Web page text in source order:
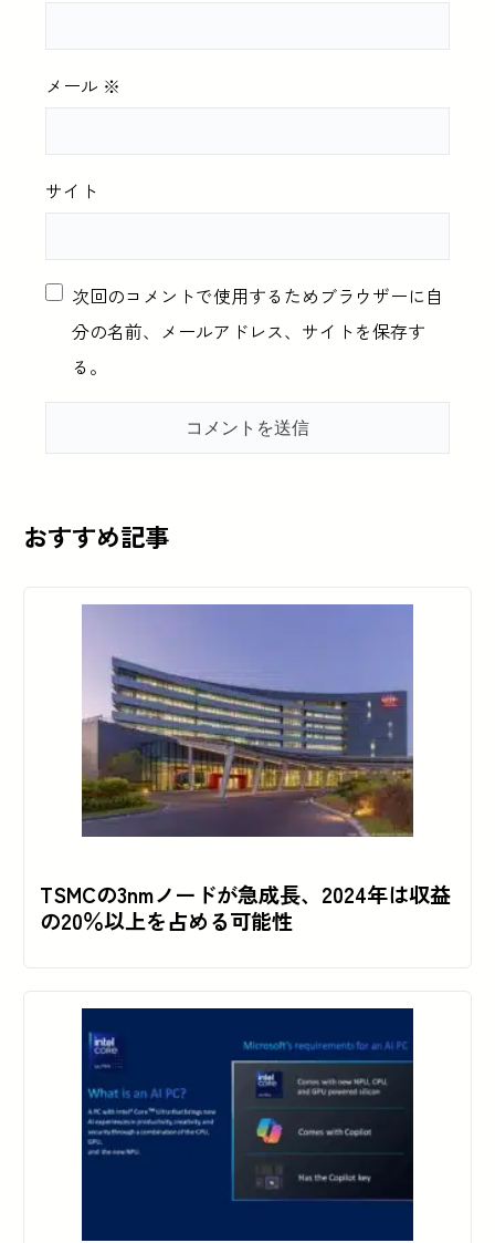
メール ※
サイト
次回のコメントで使用するためブラウザーに自
分の名前、メールアドレス、サイトを保存す
る。
おすすめ記事
TSMCの3nmノードが急成長、2024年は収益
の20％以上を占める可能性